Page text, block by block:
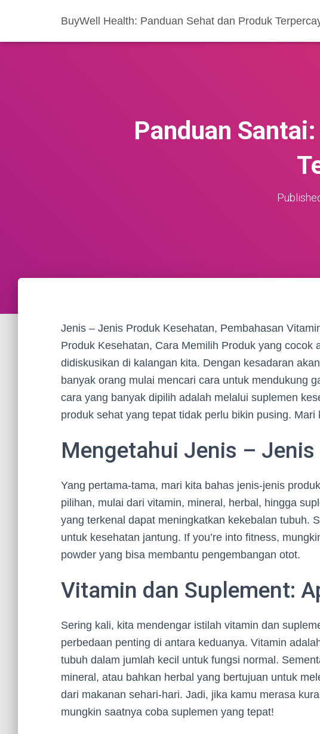
BuyWell Health: Panduan Sehat dan Produk
Panduan
Jenis – Jenis Produk Kesehatan, Pembahasan
Produk Kesehatan, Cara Memilih Produk yang cocok
didiskusikan di kalangan kita. Dengan kesadaran
banyak orang mulai mencari cara untuk mendukung
cara yang banyak dipilih adalah melalui suplemen
produk sehat yang tepat tidak perlu bikin pusing.
Mengetahui Jenis –
Yang pertama-tama, mari kita bahas jenis-jenis
pilihan, mulai dari vitamin, mineral, herbal, hingga
yang terkenal dapat meningkatkan kekebalan tubuh.
untuk kesehatan jantung. If you’re into fitness,
powder yang bisa membantu pengembangan otot.
Vitamin dan Suplement:
Sering kali, kita mendengar istilah vitamin dan
perbedaan penting di antara keduanya. Vitamin
tubuh dalam jumlah kecil untuk fungsi normal.
mineral, atau bahkan herbal yang bertujuan untuk
dari makanan sehari-hari. Jadi, jika kamu merasa
mungkin saatnya coba suplemen yang tepat!